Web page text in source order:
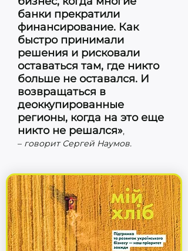
банки прекратили
финансирование. Как
быстро принимали
решения и рисковали
оставаться там, где никто
больше не оставался. И
возвращаться в
деоккупированные
регионы, когда на это еще
никто не решался»,
– говорит Сергей Наумов.